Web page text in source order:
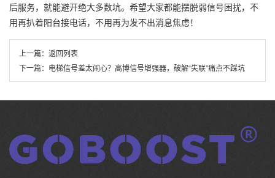
后服务，就能避开绝大多数坑。希望大家都能摆脱弱信号困扰，不
用再扒着阳台接电话，不用再为发不出消息焦虑！
上一篇： 返回列表
下一篇： 电梯信号差太闹心？高博信号增强器，破解“失联”痛点不踩坑